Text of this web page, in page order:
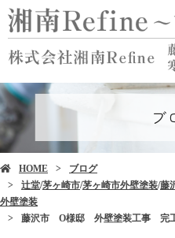
ブ
HOME
ブログ
辻堂/茅ヶ崎市/茅ヶ崎市外壁塗装/藤
外壁塗装
藤沢市 O様邸 外壁塗装工事 完